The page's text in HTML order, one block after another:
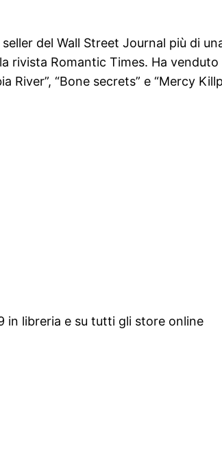
del Wall Street Journal più di
rivista Romantic Times. Ha venduto
“Bone secrets” e “Mercy
in libreria e su tutti gli store online